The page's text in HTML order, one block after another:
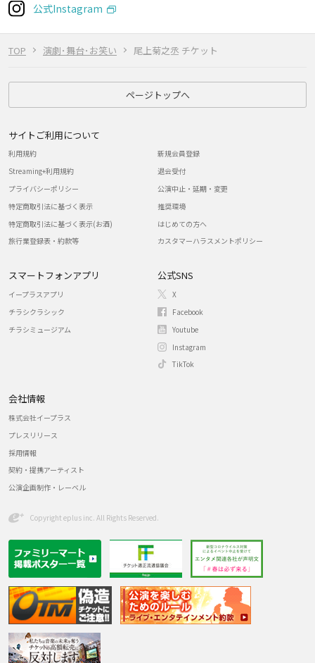
TOP 演劇･舞台･お笑い 尾上菊之丞 チケット
公式Instagram
ページトップへ
サイトご利用について
利用規約
Streaming+利用規約
プライバシーポリシー
特定商取引法に基づく表示
特定商取引法に基づく表示(お酒)
旅行業登録表・約款等
新規会員登録
退会受付
公演中止・延期・変更
推奨環境
はじめての方へ
カスタマーハラスメントポリシー
スマートフォンアプリ
イープラスアプリ
チラシクラシック
チラシミュージアム
公式SNS
X
Facebook
Youtube
Instagram
TikTok
会社情報
株式会社イープラス
プレスリリース
採用情報
契約・提携アーティスト
公演企画制作・レーベル
Copyright eplus inc. All Rights Reserved.